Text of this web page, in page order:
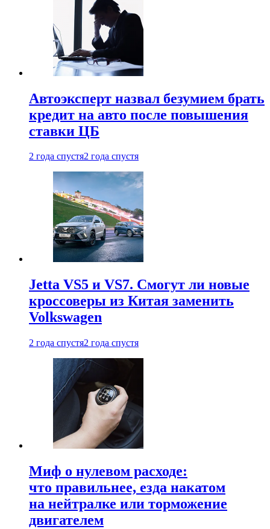
Автоэксперт назвал безумием брать
кредит на авто после повышения
ставки ЦБ
2 года спустя2 года спустя
Jetta VS5 и VS7. Смогут ли новые
кроссоверы из Китая заменить
Volkswagen
2 года спустя2 года спустя
Миф о нулевом расходе:
что правильнее, езда накатом
на нейтралке или торможение
двигателем